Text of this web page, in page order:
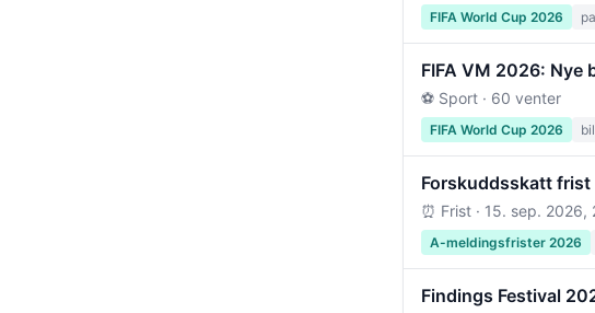
FIFA World Cup 2026
FIFA VM 2026: Nye
⚽ Sport · 60 venter
FIFA World Cup 2026
Forskuddsskatt frist
⏰ Frist · 15. sep. 2026,
A-meldingsfrister 2026
Findings Festival